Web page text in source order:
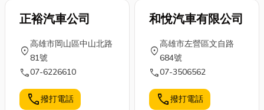
正裕汽車公司
location_on
高雄市岡山區中山北路
81號
call07-6226610
call撥打電話
和悅汽車有限公司
location_on
高雄市左營區文自路
684號
call07-3506562
call撥打電話